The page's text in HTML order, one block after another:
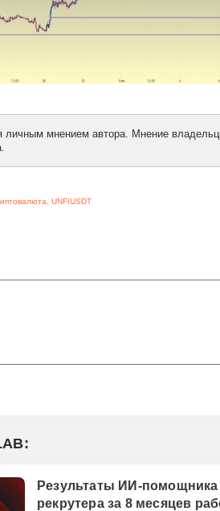
личным мнением автора. Мнение
UNFIUSDT
Результаты ИИ-помощника
рекрутера за 8 месяцев